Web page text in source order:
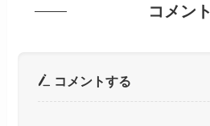
コメント
コメントする